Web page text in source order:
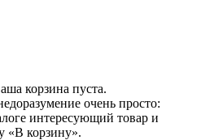
корзина пуста.
очень просто:
интересующий товар и
«В корзину».